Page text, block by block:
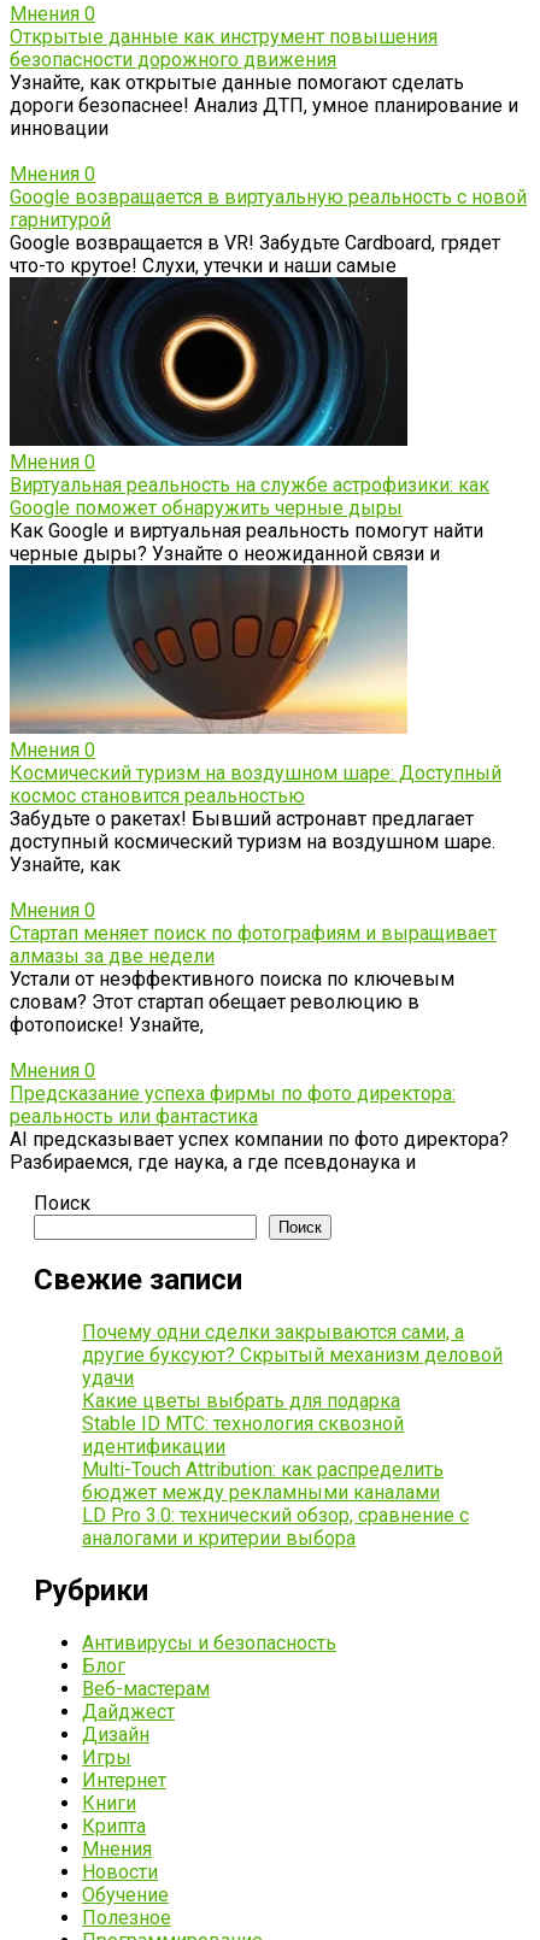
Мнения 0
Открытые данные как инструмент повышения
безопасности дорожного движения
Узнайте, как открытые данные помогают сделать
дороги безопаснее! Анализ ДТП, умное планирование и
инновации
Мнения 0
Google возвращается в виртуальную реальность с новой
гарнитурой
Google возвращается в VR! Забудьте Cardboard, грядет
что-то крутое! Слухи, утечки и наши самые
Мнения 0
Виртуальная реальность на службе астрофизики: как
Google поможет обнаружить черные дыры
Как Google и виртуальная реальность помогут найти
черные дыры? Узнайте о неожиданной связи и
Мнения 0
Космический туризм на воздушном шаре: Доступный
космос становится реальностью
Забудьте о ракетах! Бывший астронавт предлагает
доступный космический туризм на воздушном шаре.
Узнайте, как
Мнения 0
Стартап меняет поиск по фотографиям и выращивает
алмазы за две недели
Устали от неэффективного поиска по ключевым
словам? Этот стартап обещает революцию в
фотопоиске! Узнайте,
Мнения 0
Предсказание успеха фирмы по фото директора:
реальность или фантастика
AI предсказывает успех компании по фото директора?
Разбираемся, где наука, а где псевдонаука и
Поиск
Поиск
Свежие записи
Почему одни сделки закрываются сами, а
другие буксуют? Скрытый механизм деловой
удачи
Какие цветы выбрать для подарка
Stable ID МТС: технология сквозной
идентификации
Multi-Touch Attribution: как распределить
бюджет между рекламными каналами
LD Pro 3.0: технический обзор, сравнение с
аналогами и критерии выбора
Рубрики
Антивирусы и безопасность
Блог
Веб-мастерам
Дайджест
Дизайн
Игры
Интернет
Книги
Крипта
Мнения
Новости
Обучение
Полезное